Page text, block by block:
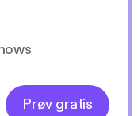
Prøv gratis